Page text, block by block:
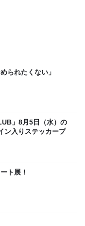
られたくない」
」8月5日（水）の
ン入りステッカープ
ト展！